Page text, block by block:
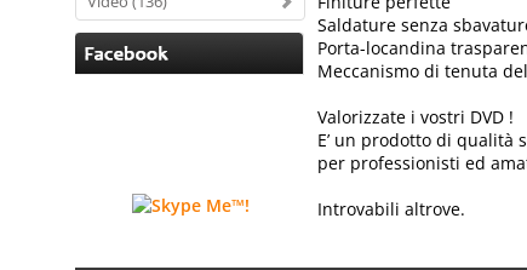
Saldature senza
Porta-locandina
Meccanismo di tenuta
Valorizzate i vostri DVD !
E’ un prodotto di qualità
per professionisti ed
Introvabili altrove.